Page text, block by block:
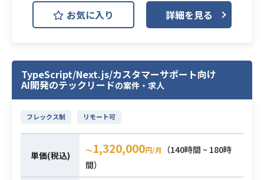
断やアーキテクチャの方向性を決定
し、周囲を牽引した3年以上の経験
・モダンなUIライブラリやフレーム
ワークを用いたコンポーネントの設
計、実装経験
・システムの応答性能や今後の拡張
行うためのパイプラインを構築した
経験
事業拡大に伴いセキュリティ体制を
さらに強化するため、
ティガバナンスの確立をリードして
いただきます。
CTOやエンジニアと連携しながら、
セキュリティ方針の策定から設計・
の構築まで幅広く従事いただきま
す。
お気に入り 詳細を見る
TypeScript/Next.js/カスタマーサポート向け
AI開発のテックリードの案件・求人
フレックス制 リモート可
単価(税込) 〜1,320,000円/月
（140時間 ~ 180時
間）